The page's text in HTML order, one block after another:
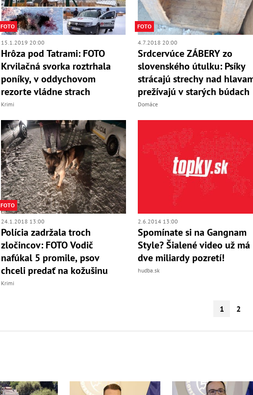
FOTO
15.1.2019 20:00
Hrôza pod Tatrami: FOTO
Krvilačná svorka roztrhala
poníky, v oddychovom
rezorte vládne strach
Krimi
FOTO
4.7.2018 20:00
Srdcervúce ZÁBERY zo
slovenského útulku: Psíky
strácajú strechy nad
prežívajú v starých búdach
Domáce
FOTO
24.1.2018 13:00
Polícia zadržala troch
zločincov: FOTO Vodič
nafúkal 5 promile, psov
chceli predať na kožušinu
Krimi
2.6.2014 13:00
Spomínate si na Gangnam
Style? Šialené video už má
dve miliardy pozretí!
hudba.sk
1 2